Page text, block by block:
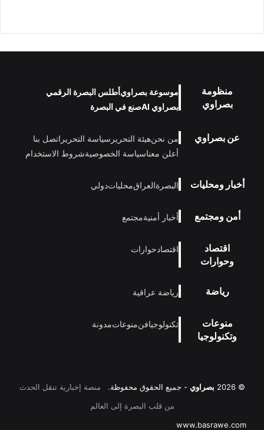
منظومة
بصراوي
موسوعة بصراويأطلس البصرة الرقمي
بصراوي AI
صنع في البصرة
عن بصراوي من نحنهيئة التحرير سياسة التحرير اتصل بنا
أعلن معناسياسة الخصوصيةشروط الاستخدام
أخبار ومحليات البصرةالعراقمحلياتدولي
أمن ومجتمع أخبار أمنيةمجتمع
اقتصاد
وحوارات
اقتصادحوارات
رياضة رياضة عراقية
منوعات
وتكنولوجيا
تكنولوجيافنمنوعاتمدونة
© 2026 بصراوي - جميع الحقوق محفوظة.
منصة إخبارية تنقل الحدث
من قلب البصرة إلى العالم
www.basrawe.com